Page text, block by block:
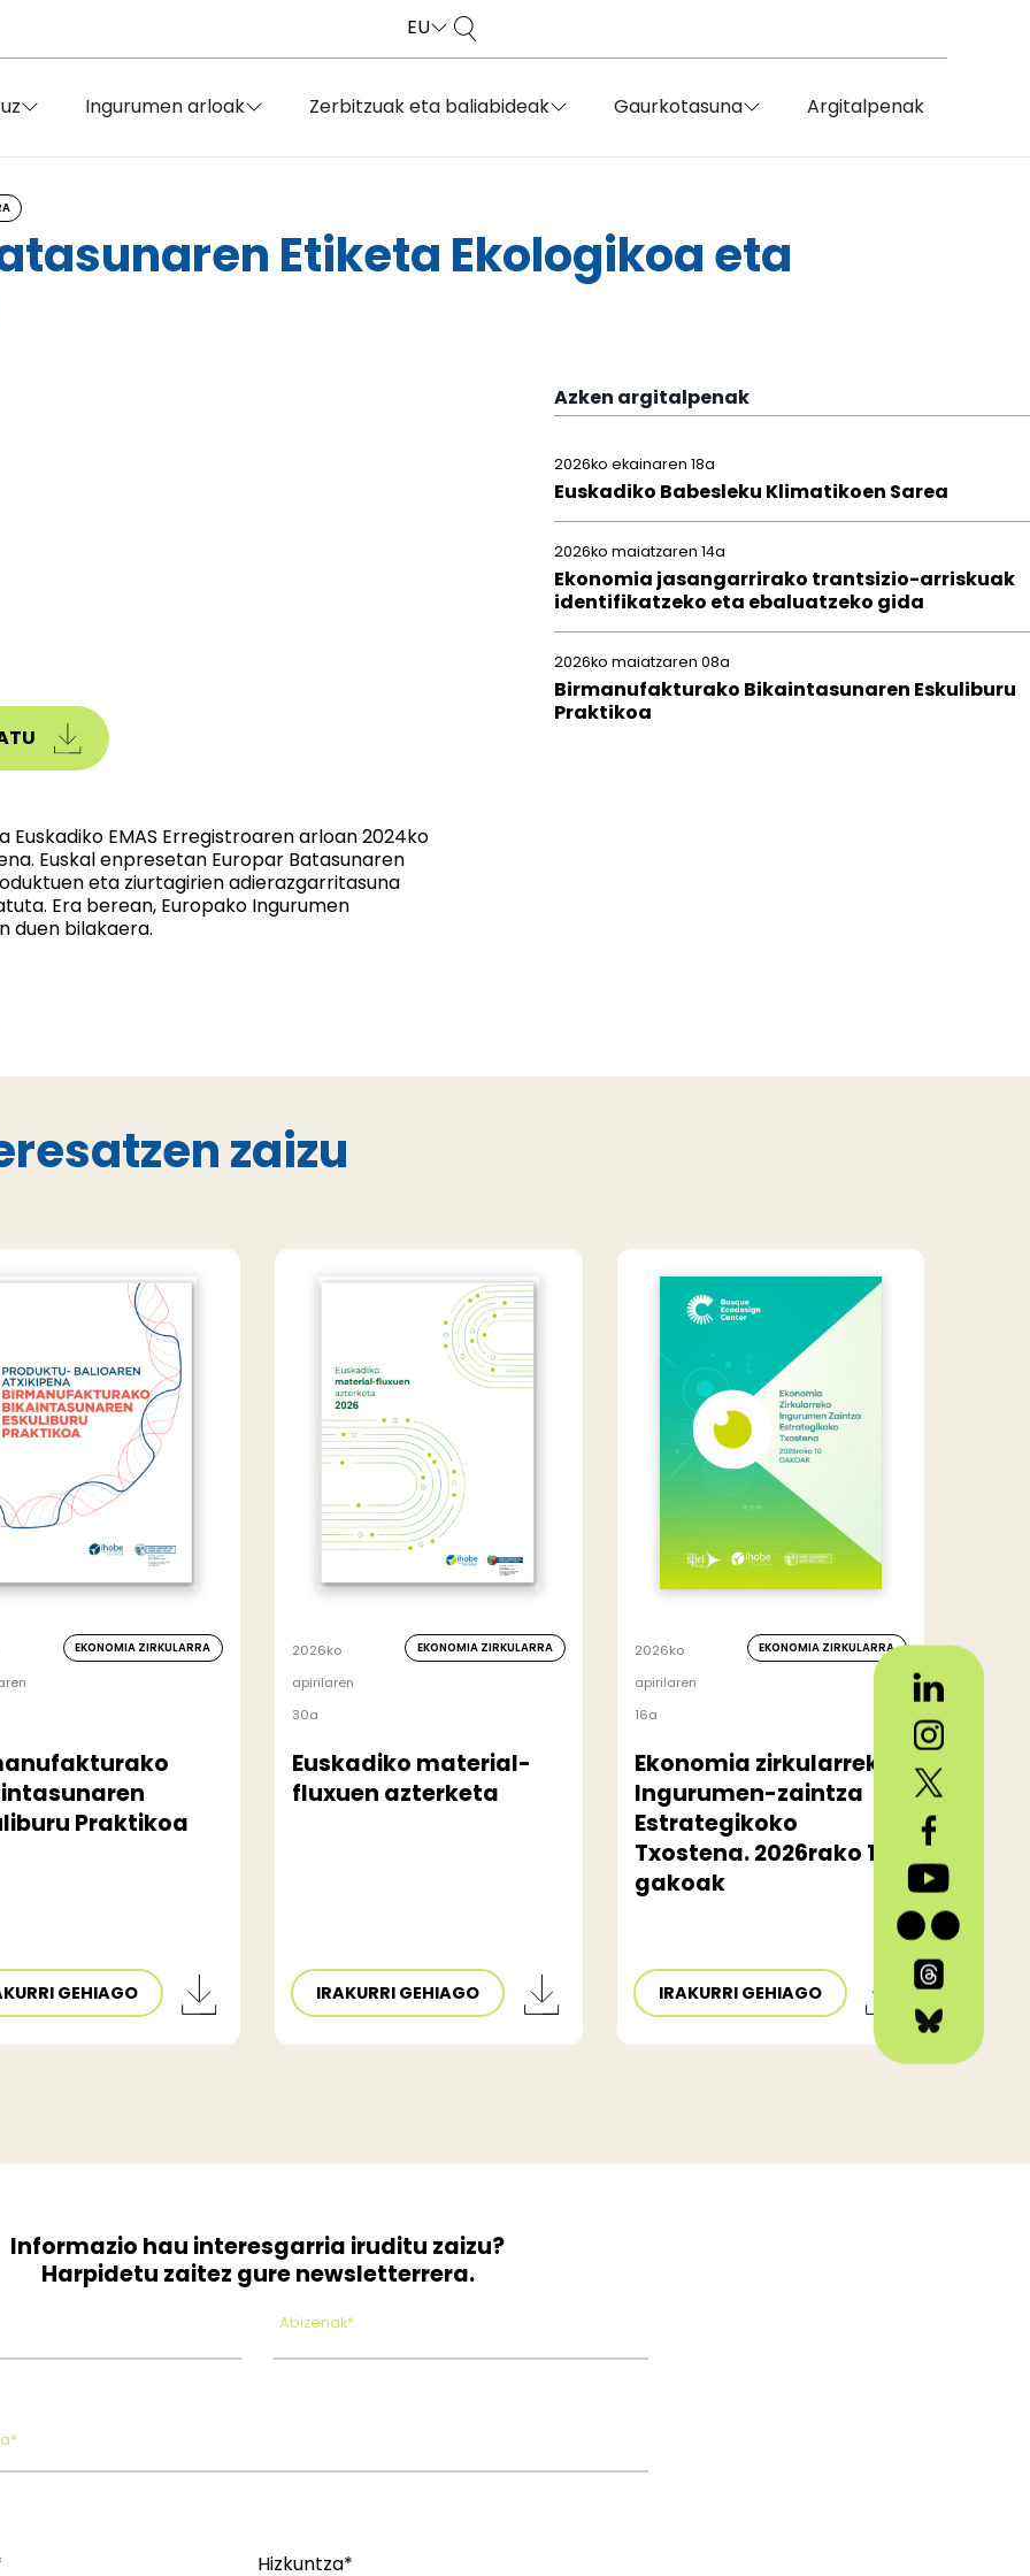
EU
Ingurumen arloak Zerbitzuak eta baliabideak Gaurkotasuna Argitalpenak
Etiketa Ekologikoa eta
EMAS Erregistroaren arloan 2024ko
Euskal enpresetan Europar Batasunaren
eta ziurtagirien adierazgarritasuna
Era berean, Europako Ingurumen
duen bilakaera.
Azken argitalpenak
2026ko ekainaren 18a
Euskadiko Babesleku Klimatikoen Sarea
2026ko maiatzaren 14a
Ekonomia jasangarrirako trantsizio-arriskuak
identifikatzeko eta ebaluatzeko gida
2026ko maiatzaren 08a
Birmanufakturako Bikaintasunaren Eskuliburu
Praktikoa
zaizu
EKONOMIA ZIRKULARRA
Praktikoa
GEHIAGO
2026ko
apirilaren
30a
EKONOMIA ZIRKULARRA
Euskadiko material-
fluxuen azterketa
IRAKURRI GEHIAGO
2026ko
apirilaren
16a
EKONOMIA ZIRKULARRA
Ekonomia zirkularreko
Ingurumen-zaintza
Estrategikoko
Txostena. 2026rako 10
gakoak
IRAKURRI GEHIAGO
Informazio hau interesgarria iruditu zaizu?
Harpidetu zaitez gure newsletterrera.
Abizenak*
Hizkuntza*